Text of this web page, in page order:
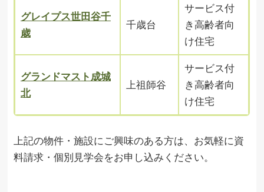
グレイプス世田谷千
歳
千歳台
サービス付
き高齢者向
け住宅
グランドマスト成城
北
上祖師谷
サービス付
き高齢者向
け住宅
上記の物件・施設にご興味のある方は、お気軽に資
料請求・個別見学会をお申し込みください。